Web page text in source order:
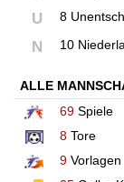
U 8
N 10
ALLE
69 Spiele
8 Tore
9 Vorlagen